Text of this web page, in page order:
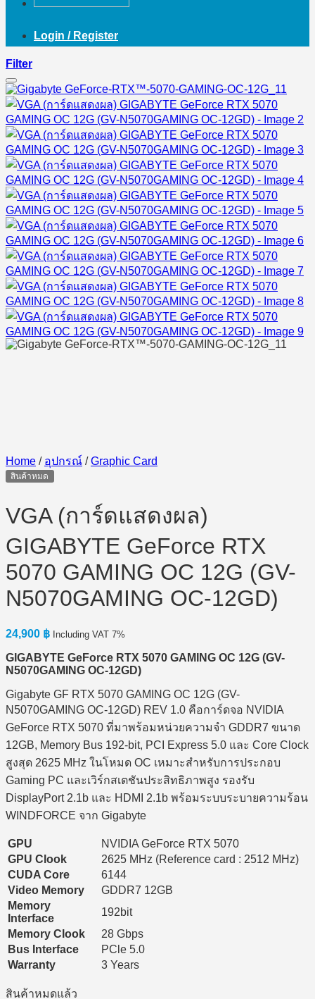
Login / Register
Filter
Home / อุปกรณ์ / Graphic Card
สินค้าหมด
VGA (การ์ดแสดงผล)
GIGABYTE GeForce RTX
5070 GAMING OC 12G (GV-
N5070GAMING OC-12GD)
24,900 ฿ Including VAT 7%
GIGABYTE GeForce RTX 5070 GAMING OC 12G (GV-
N5070GAMING OC-12GD)
Gigabyte GF RTX 5070 GAMING OC 12G (GV-
N5070GAMING OC-12GD) REV 1.0 คือการ์ดจอ NVIDIA
GeForce RTX 5070 ที่มาพร้อมหน่วยความจำ GDDR7 ขนาด
12GB, Memory Bus 192-bit, PCI Express 5.0 และ Core Clock
สูงสุด 2625 MHz ในโหมด OC เหมาะสำหรับการประกอบ
Gaming PC และเวิร์กสเตชันประสิทธิภาพสูง รองรับ
DisplayPort 2.1b และ HDMI 2.1b พร้อมระบบระบายความร้อน
WINDFORCE จาก Gigabyte
GPU
NVIDIA GeForce RTX 5070
GPU Clook
2625 MHz (Reference card : 2512 MHz)
CUDA Core
6144
Video Memory
GDDR7 12GB
Memory
Interface
192bit
Memory Clook
28 Gbps
Bus Interface
PCle 5.0
Warranty
3 Years
สินค้าหมดแล้ว